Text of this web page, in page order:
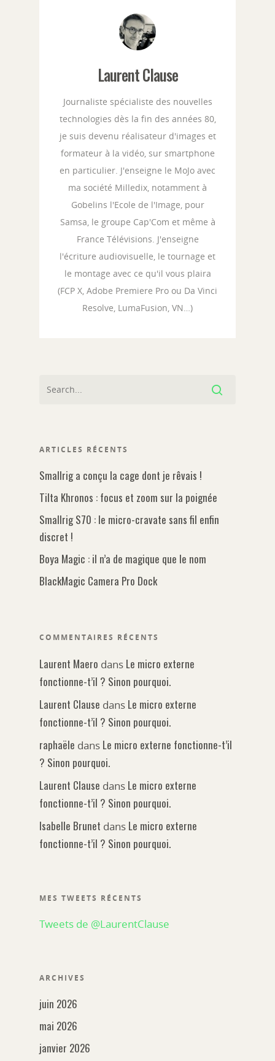
Laurent Clause
Journaliste spécialiste des nouvelles
technologies dès la fin des années 80,
je suis devenu réalisateur d'images et
formateur à la vidéo, sur smartphone
en particulier. J'enseigne le MoJo avec
ma société Milledix, notamment à
Gobelins l'Ecole de l'Image, pour
Samsa, le groupe Cap'Com et même à
France Télévisions. J'enseigne
l'écriture audiovisuelle, le tournage et
le montage avec ce qu'il vous plaira
(FCP X, Adobe Premiere Pro ou Da Vinci
Resolve, LumaFusion, VN…)
ARTICLES RÉCENTS
Smallrig a conçu la cage dont je rêvais !
Tilta Khronos : focus et zoom sur la poignée
Smallrig S70 : le micro-cravate sans fil enfin
discret !
Boya Magic : il n’a de magique que le nom
BlackMagic Camera Pro Dock
COMMENTAIRES RÉCENTS
Laurent Maero dans Le micro externe
fonctionne-t’il ? Sinon pourquoi.
Laurent Clause dans Le micro externe
fonctionne-t’il ? Sinon pourquoi.
raphaële dans Le micro externe fonctionne-t’il
? Sinon pourquoi.
Laurent Clause dans Le micro externe
fonctionne-t’il ? Sinon pourquoi.
Isabelle Brunet dans Le micro externe
fonctionne-t’il ? Sinon pourquoi.
MES TWEETS RÉCENTS
Tweets de @LaurentClause
ARCHIVES
juin 2026
mai 2026
janvier 2026